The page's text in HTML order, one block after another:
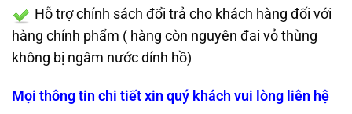
Hỗ trợ chính sách đổi trả cho khách hàng đối với
hàng chính phẩm ( hàng còn nguyên đai vỏ thùng
không bị ngâm nước dính hồ)
Mọi thông tin chi tiết xin quý khách vui lòng liên hệ